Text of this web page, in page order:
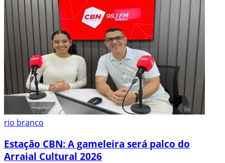
rio branco
Estação CBN: A gameleira será palco do
Arraial Cultural 2026